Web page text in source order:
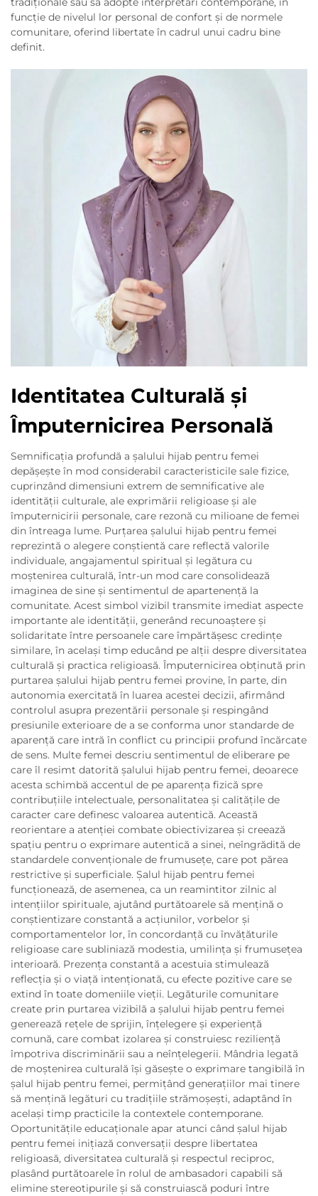
funcție de nivelul lor personal de confort și de normele
comunitare, oferind libertate în cadrul unui cadru bine
definit.
Identitatea Culturală și
Împuternicirea Personală
Semnificația profundă a șalului hijab pentru femei
depășește în mod considerabil caracteristicile sale fizice,
cuprinzând dimensiuni extrem de semnificative ale
identității culturale, ale exprimării religioase și ale
împuternicirii personale, care rezonă cu milioane de femei
din întreaga lume. Purțarea șalului hijab pentru femei
reprezintă o alegere conștientă care reflectă valorile
individuale, angajamentul spiritual și legătura cu
moștenirea culturală, într-un mod care consolidează
imaginea de sine și sentimentul de apartenență la
comunitate. Acest simbol vizibil transmite imediat aspecte
importante ale identității, generând recunoaștere și
solidaritate între persoanele care împărtășesc credințe
similare, în același timp educând pe alții despre diversitatea
culturală și practica religioasă. Împuternicirea obținută prin
purtarea șalului hijab pentru femei provine, în parte, din
autonomia exercitată în luarea acestei decizii, afirmând
controlul asupra prezentării personale și respingând
presiunile exterioare de a se conforma unor standarde de
aparență care intră în conflict cu principii profund încărcate
de sens. Multe femei descriu sentimentul de eliberare pe
care îl resimt datorită șalului hijab pentru femei, deoarece
acesta schimbă accentul de pe aparența fizică spre
contribuțiile intelectuale, personalitatea și calitățile de
caracter care definesc valoarea autentică. Această
reorientare a atenției combate obiectivizarea și creează
spațiu pentru o exprimare autentică a sinei, neîngrădită de
standardele convenționale de frumusețe, care pot părea
restrictive și superficiale. Șalul hijab pentru femei
funcționează, de asemenea, ca un reamintitor zilnic al
intențiilor spirituale, ajutând purtătoarele să mențină o
conștientizare constantă a acțiunilor, vorbelor și
comportamentelor lor, în concordanță cu învățăturile
religioase care subliniază modestia, umilința și frumusețea
interioară. Prezența constantă a acestuia stimulează
reflecția și o viață intenționată, cu efecte pozitive care se
extind în toate domeniile vieții. Legăturile comunitare
create prin purtarea vizibilă a șalului hijab pentru femei
generează rețele de sprijin, înțelegere și experiență
comună, care combat izolarea și construiesc reziliență
împotriva discriminării sau a neînțelegerii. Mândria legată
de moștenirea culturală își găsește o exprimare tangibilă în
șalul hijab pentru femei, permițând generațiilor mai tinere
să mențină legături cu tradițiile strămoșești, adaptând în
același timp practicile la contextele contemporane.
Oportunitățile educaționale apar atunci când șalul hijab
pentru femei inițiază conversații despre libertatea
religioasă, diversitatea culturală și respectul reciproc,
plasând purtătoarele în rolul de ambasadori capabili să
elimine stereotipurile și să construiască poduri între